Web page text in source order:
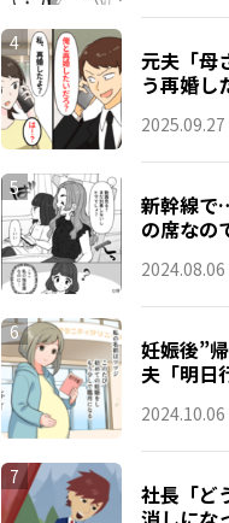
4
元夫「母
う再婚し
2025.09.27
5
新幹線で
の席なの
2024.08.06
6
妊娠後”
夫「明日
2024.10.06
7
社長「ど